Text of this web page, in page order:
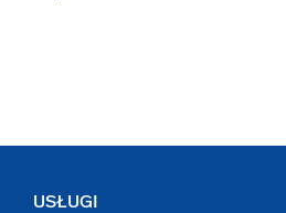
USŁUGI